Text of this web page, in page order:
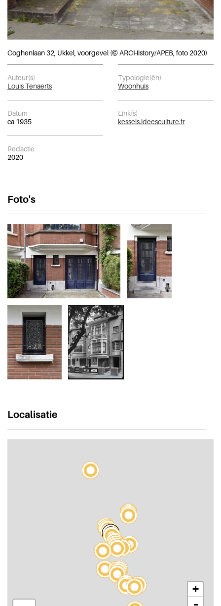
Coghenlaan 32, Ukkel, voorgevel (© ARCHistory/APEB, foto 2020)
Auteur(s)
Louis Tenaerts
Typologie(ën)
Woonhuis
Datum
ca 1935
Link(s)
kessels.ideesculture.fr
Redactie
2020
Foto's
Localisatie
+